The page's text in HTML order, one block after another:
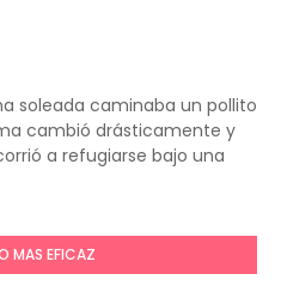
soleada caminaba un pollito
cambió drásticamente y
a refugiarse bajo una
MAS EFICAZ